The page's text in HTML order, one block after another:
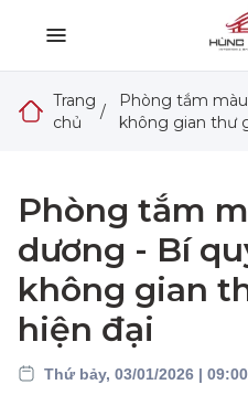
Trang
chủ
/
Phòng tắm
không gian thư
Phòng tắm
dương - Bí
không gian
hiện đại
Thứ bảy, 03/01/2026 |